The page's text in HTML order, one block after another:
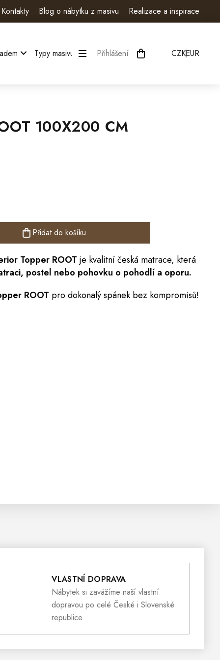
Kontakty Blog o nábytku z masivu Realizace a inspirace
Typy masivu Kategorie Moje objednávka
Přihlášení CZKEUR
100X200 CM
Přidat do košíku
Topper ROOT je kvalitní česká matrace, která
postel nebo pohovku o pohodlí a oporu.
ROOT pro dokonalý spánek bez kompromisů!
VLASTNÍ DOPRAVA
Nábytek si zavážíme naší vlastní
dopravou po celé České i Slovenské
republice.